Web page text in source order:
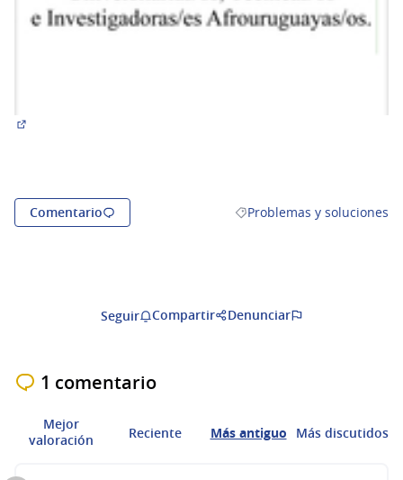
Comentario Resultados al filtrar por la
Problemas y soluciones
Seguir Compartir Denunciar
1 comentario
Mejor
valoración
Reciente Más antiguo Más discutidos